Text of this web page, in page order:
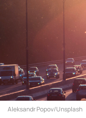
Aleksandr Popov/Unsplash